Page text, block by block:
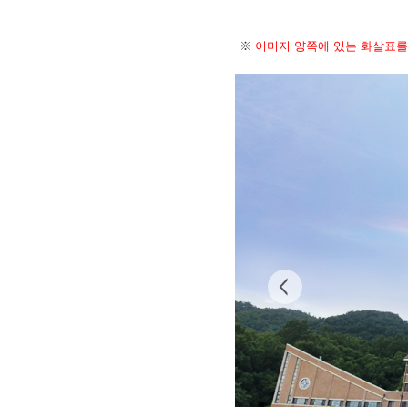
※ 이미지 양쪽에 있는 화살표